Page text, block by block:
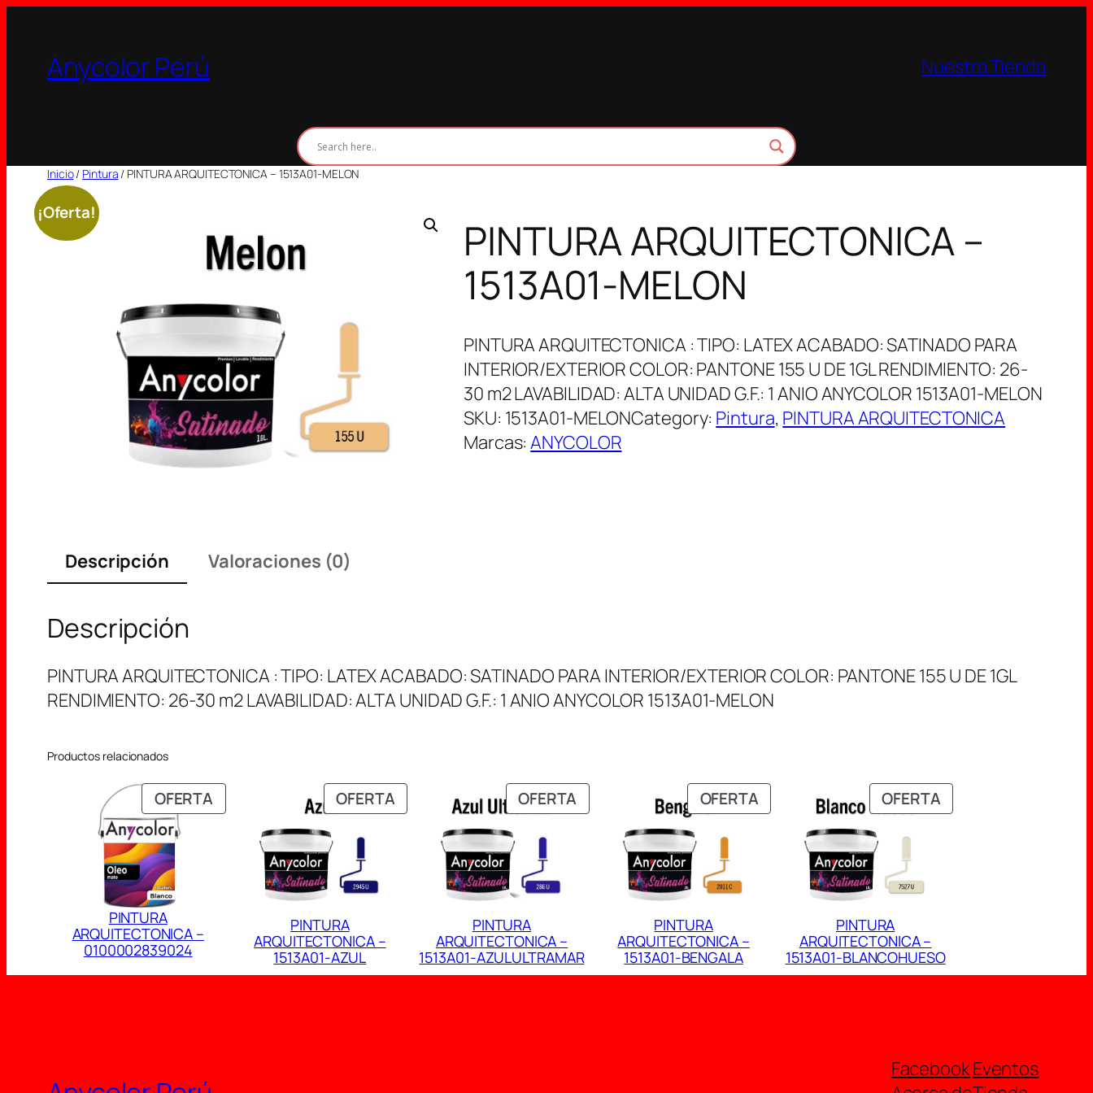
contenido
Anycolor Perú Nuestra Tienda
Inicio/ Pintura / PINTURA ARQUITECTONICA – 1513A01-MELON
¡Oferta!
PINTURA ARQUITECTONICA –
1513A01-MELON
PINTURA ARQUITECTONICA : TIPO: LATEX ACABADO: SATINADO PARA
INTERIOR/EXTERIOR COLOR: PANTONE 155 U DE 1GL RENDIMIENTO: 26-
30 m2 LAVABILIDAD: ALTA UNIDAD G.F.: 1 ANIO ANYCOLOR 1513A01-MELON
SKU: 1513A01-MELONCategory: Pintura, PINTURA ARQUITECTONICA
Marcas:ANYCOLOR
Descripción Valoraciones (0)
Descripción
PINTURA ARQUITECTONICA : TIPO: LATEX ACABADO: SATINADO PARA INTERIOR/EXTERIOR COLOR: PANTONE 155 U DE 1GL
RENDIMIENTO: 26-30 m2 LAVABILIDAD: ALTA UNIDAD G.F.: 1 ANIO ANYCOLOR 1513A01-MELON
Productos relacionados
OFERTA
EN
OFERTA
PINTURA
ARQUITECTONICA –
0100002839024
OFERTAPRODUCTO
EN
OFERTA
PINTURA
ARQUITECTONICA –
1513A01-AZUL
OFERTA PRODUCTO
EN
OFERTA
PINTURA
ARQUITECTONICA –
1513A01-AZULULTRAMAR
OFERTAPRODUCTO
EN
OFERTA
PINTURA
ARQUITECTONICA –
1513A01-BENGALA
OFERTAPRODUCTO
EN
PINTURA
ARQUITECTONICA –
1513A01-BLANCOHUESO
FacebookEventos